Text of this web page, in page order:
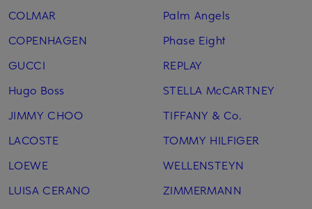
COLMAR
COPENHAGEN
GUCCI
Hugo Boss
JIMMY CHOO
LACOSTE
LOEWE
LUISA CERANO
Palm Angels
Phase Eight
REPLAY
STELLA McCARTNEY
TIFFANY & Co.
TOMMY HILFIGER
WELLENSTEYN
ZIMMERMANN